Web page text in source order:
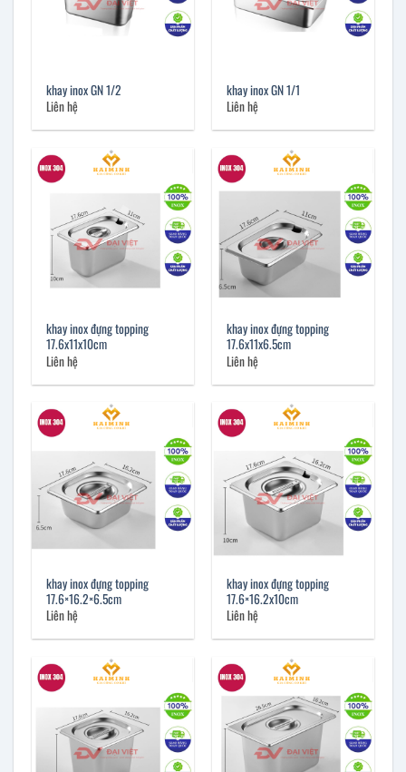
khay inox GN 1/2
Liên hệ
khay inox GN 1/1
Liên hệ
khay inox đựng topping
17.6x11x10cm
Liên hệ
khay inox đựng topping
17.6x11x6.5cm
Liên hệ
khay inox đựng topping
17.6×16.2×6.5cm
Liên hệ
khay inox đựng topping
17.6×16.2x10cm
Liên hệ